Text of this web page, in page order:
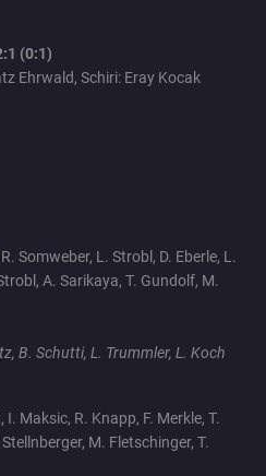
(0:1)
Ehrwald, Schiri: Eray Kocak
Somweber, L. Strobl, D. Eberle, L.
A. Sarikaya, T. Gundolf, M.
B. Schutti, L. Trummler, L. Koch
Maksic, R. Knapp, F. Merkle, T.
M. Fletschinger, T.